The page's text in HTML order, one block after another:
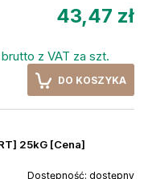
43,47 zł
z VAT za szt.
DO KOSZYKA
25kG [Cena]
Dostępność: dostępny